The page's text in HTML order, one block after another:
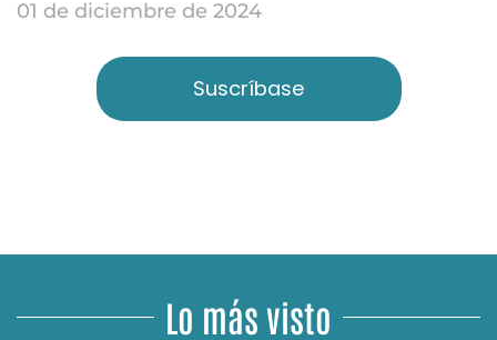
01 de diciembre de 2024
Suscríbase
Lo más visto